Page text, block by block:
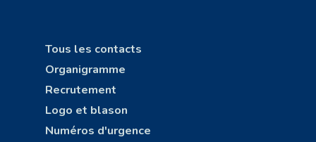
Tous les contacts
Organigramme
Recrutement
Logo et blason
Numéros d'urgence